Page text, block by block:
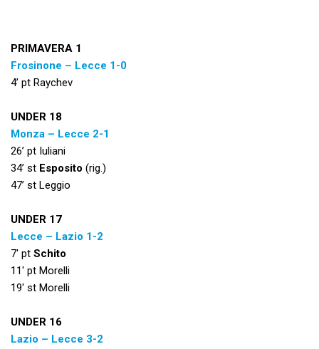
PRIMAVERA 1
Frosinone – Lecce 1-0
4’ pt Raychev
UNDER 18
Monza – Lecce 2-1
26’ pt Iuliani
34’ st Esposito (rig.)
47’ st Leggio
UNDER 17
Lecce – Lazio 1-2
7′ pt Schito
11′ pt Morelli
19′ st Morelli
UNDER 16
Lazio – Lecce 3-2